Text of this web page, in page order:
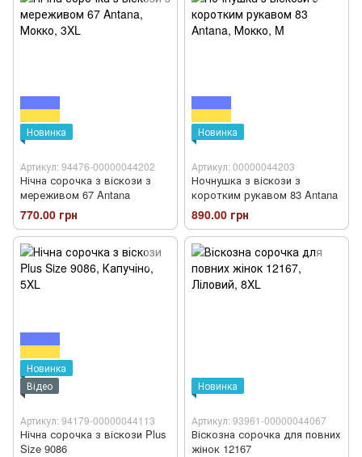
Новинка
Артикул: 94476-00000044202
Нічна сорочка з віскози з
мереживом 67 Antana
770.00 грн
Новинка
Артикул: 00000044203
Ночнушка з віскози з
коротким рукавом 83 Antana
890.00 грн
Новинка
Відео
Артикул: 94179-00000044113
Нічна сорочка з віскози Plus
Size 9086
Новинка
Артикул: 93961-00000044067
Віскозна сорочка для повних
жінок 12167